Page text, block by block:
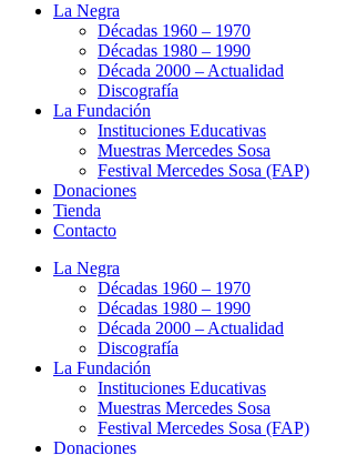
La Negra
Décadas 1960 – 1970
Décadas 1980 – 1990
Década 2000 – Actualidad
Discografía
La Fundación
Instituciones Educativas
Muestras Mercedes Sosa
Festival Mercedes Sosa (FAP)
Donaciones
Tienda
Contacto
La Negra
Décadas 1960 – 1970
Décadas 1980 – 1990
Década 2000 – Actualidad
Discografía
La Fundación
Instituciones Educativas
Muestras Mercedes Sosa
Festival Mercedes Sosa (FAP)
Donaciones